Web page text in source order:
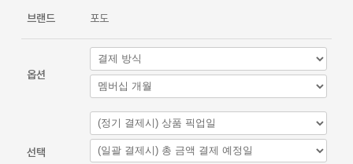
브랜드
포도
옵션
선택